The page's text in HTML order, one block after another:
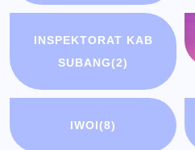
INSPEKTORAT KAB
SUBANG(2)
IWOI(8)